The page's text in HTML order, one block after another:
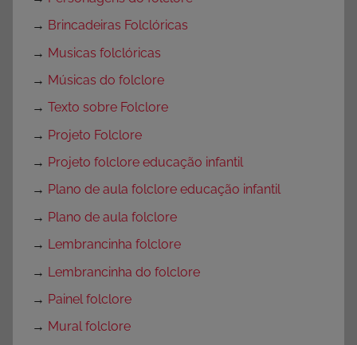
→ Brincadeiras Folclóricas
→ Musicas folclóricas
→ Músicas do folclore
→ Texto sobre Folclore
→ Projeto Folclore
→ Projeto folclore educação infantil
→ Plano de aula folclore educação infantil
→ Plano de aula folclore
→ Lembrancinha folclore
→ Lembrancinha do folclore
→ Painel folclore
→ Mural folclore